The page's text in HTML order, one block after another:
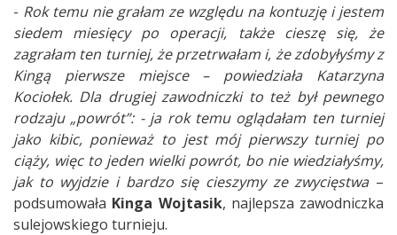
- Rok temu nie grałam ze względu na kontuzję i jestem
siedem miesięcy po operacji, także cieszę się, że
zagrałam ten turniej, że przetrwałam i, że zdobyłyśmy z
Kingą pierwsze miejsce – powiedziała Katarzyna
Kociołek. Dla drugiej zawodniczki to też był pewnego
rodzaju „powrót”: - ja rok temu oglądałam ten turniej
jako kibic, ponieważ to jest mój pierwszy turniej po
ciąży, więc to jeden wielki powrót, bo nie wiedziałyśmy,
jak to wyjdzie i bardzo się cieszymy ze zwycięstwa –
podsumowała Kinga Wojtasik, najlepsza zawodniczka
sulejowskiego turnieju.